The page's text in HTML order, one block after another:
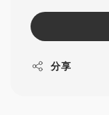
分享